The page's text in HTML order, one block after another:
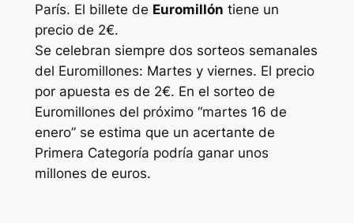
París. El billete de Euromillón tiene un
precio de 2€.
Se celebran siempre dos sorteos semanales
del Euromillones: Martes y viernes. El precio
por apuesta es de 2€. En el sorteo de
Euromillones del próximo “martes 16 de
enero” se estima que un acertante de
Primera Categoría podría ganar unos
millones de euros.